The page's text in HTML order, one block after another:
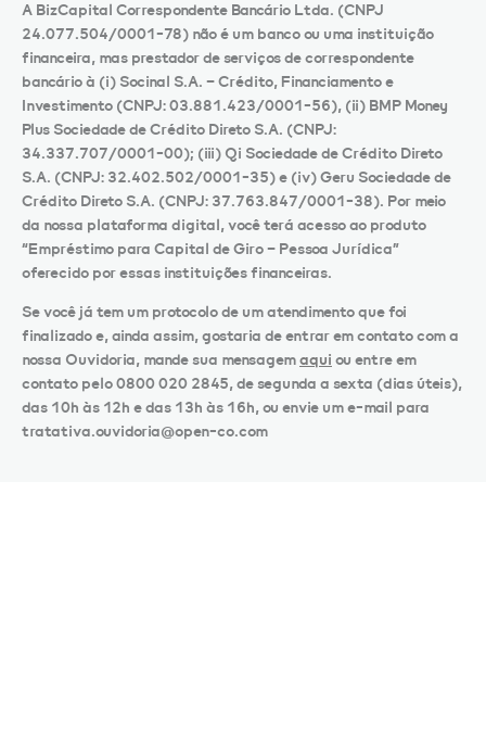
A BizCapital Correspondente Bancário Ltda. (CNPJ
24.077.504/0001-78) não é um banco ou uma instituição
financeira, mas prestador de serviços de correspondente
bancário à (i) Socinal S.A. – Crédito, Financiamento e
Investimento (CNPJ: 03.881.423/0001-56), (ii) BMP Money
Plus Sociedade de Crédito Direto S.A. (CNPJ:
34.337.707/0001-00); (iii) Qi Sociedade de Crédito Direto
S.A. (CNPJ: 32.402.502/0001-35) e (iv) Geru Sociedade de
Crédito Direto S.A. (CNPJ: 37.763.847/0001-38). Por meio
da nossa plataforma digital, você terá acesso ao produto
“Empréstimo para Capital de Giro – Pessoa Jurídica”
oferecido por essas instituições financeiras.
Se você já tem um protocolo de um atendimento que foi
finalizado e, ainda assim, gostaria de entrar em contato com a
nossa Ouvidoria, mande sua mensagemaqui ou entre em
contato pelo 0800 020 2845, de segunda a sexta (dias úteis),
das 10h às 12h e das 13h às 16h, ou envie um e-mail para
tratativa.ouvidoria@open-co.com